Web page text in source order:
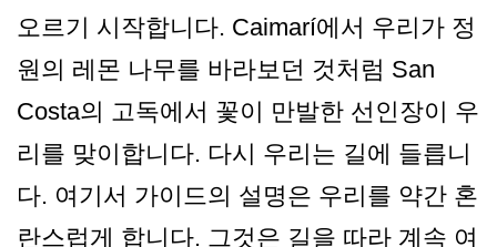
오르기 시작합니다. Caimarí에서 우리가 정
원의 레몬 나무를 바라보던 것처럼 San
Costa의 고독에서 꽃이 만발한 선인장이 우
리를 맞이합니다. 다시 우리는 길에 들릅니
다. 여기서 가이드의 설명은 우리를 약간 혼
란스럽게 합니다. 그것은 길을 따라 계속 여